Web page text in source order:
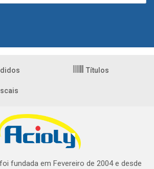
Títulos
fundada em Fevereiro de 2004 e desde